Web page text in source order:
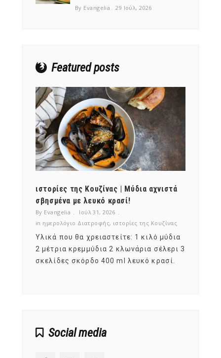
By Evangelia 29 Ιούλ, 2026
Featured posts
ιστορίες της Κουζίνας | Μύδια αχνιστά
σβησμένα με λευκό κρασί!
By Evangelia
Ιούλ 31, 2026
in ημερολόγιο Διατροφής, ιστορίες της Κουζίνας
Υλικά που θα χρειαστείτε: 1 κιλό μύδια
2 μέτρια κρεμμύδια 2 κλωνάρια σέλερι 3
σκελίδες σκόρδο 400 ml λευκό κρασί.
Social media